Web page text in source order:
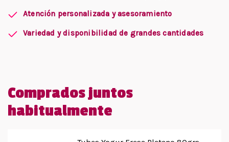
Atención personalizada y asesoramiento
Variedad y disponibilidad de grandes cantidades
Comprados juntos
habitualmente